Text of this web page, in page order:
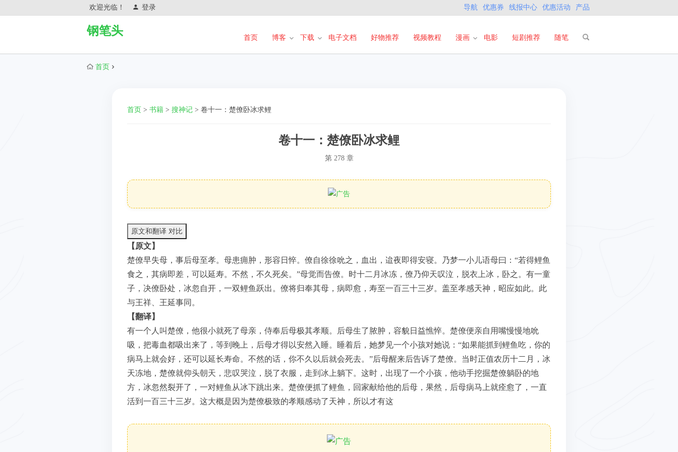
欢迎光临！ 登录 导航 优惠券 线报中心 优惠活动 产品
钢笔头
首页 博客 下载 电子文档 好物推荐 视频教程 漫画 电影 短剧推荐 随笔
首页
首页 > 书籍 > 搜神记 > 卷十一：楚僚卧冰求鲤
卷十一：楚僚卧冰求鲤
第 278 章
原文和翻译 对比
【原文】
楚僚早失母，事后母至孝。母患痈肿，形容日悴。僚自徐徐吮之，血出，迨夜即得安寝。乃梦一小儿语母曰：“若得鲤鱼
食之，其病即差，可以延寿。不然，不久死矣。”母觉而告僚。时十二月冰冻，僚乃仰天叹泣，脱衣上冰，卧之。有一童
子，决僚卧处，冰忽自开，一双鲤鱼跃出。僚将归奉其母，病即愈，寿至一百三十三岁。盖至孝感天神，昭应如此。此
与王祥、王延事同。
【翻译】
有一个人叫楚僚，他很小就死了母亲，侍奉后母极其孝顺。后母生了脓肿，容貌日益憔悴。楚僚便亲自用嘴慢慢地吮
吸，把毒血都吸出来了，等到晚上，后母才得以安然入睡。睡着后，她梦见一个小孩对她说：“如果能抓到鲤鱼吃，你的
病马上就会好，还可以延长寿命。不然的话，你不久以后就会死去。”后母醒来后告诉了楚僚。当时正值农历十二月，冰
天冻地，楚僚就仰头朝天，悲叹哭泣，脱了衣服，走到冰上躺下。这时，出现了一个小孩，他动手挖掘楚僚躺卧的地
方，冰忽然裂开了，一对鲤鱼从冰下跳出来。楚僚便抓了鲤鱼，回家献给他的后母，果然，后母病马上就痊愈了，一直
活到一百三十三岁。这大概是因为楚僚极致的孝顺感动了天神，所以才有这